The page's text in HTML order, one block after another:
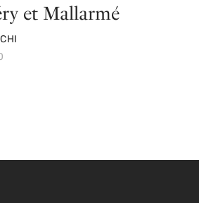
et Mallarmé